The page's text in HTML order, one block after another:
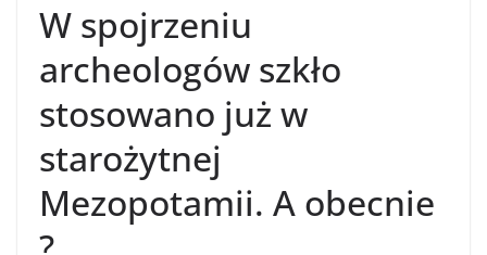
W spojrzeniu
archeologów szkło
stosowano już w
starożytnej
Mezopotamii. A obecnie